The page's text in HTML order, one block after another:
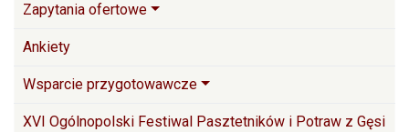
Zapytania ofertowe
Ankiety
Wsparcie przygotowawcze
XVI Ogólnopolski Festiwal Pasztetników i Potraw z Gęsi